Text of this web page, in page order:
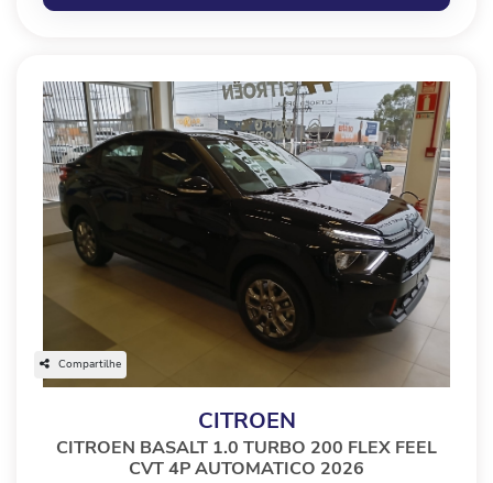
Compartilhe
CITROEN
CITROEN BASALT 1.0 TURBO 200 FLEX FEEL
CVT 4P AUTOMATICO 2026